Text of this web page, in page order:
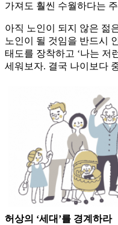
가져도 훨씬 수월하다는
아직 노인이 되지 않은 젊
노인이 될 것임을 반드시
태도를 장착하고 ‘나는 저
세워보자. 결국 나이보다
허상의 ‘세대’를 경계하라